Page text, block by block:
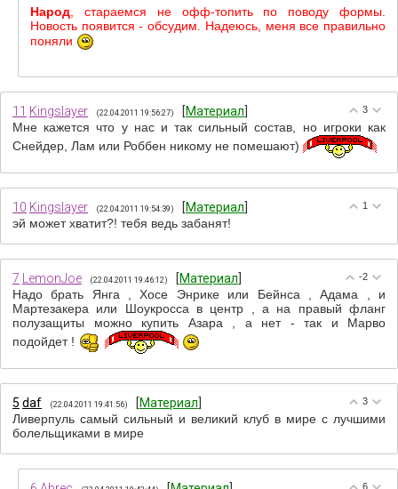
Народ , стараемся не офф-топить по поводу формы.
Новость появится - обсудим. Надеюсь, меня все правильно
поняли
3
11 Kingslayer (22.04.2011 19:56:27) [Материал
Мне кажется что у нас и так сильный состав, но игроки как
Снейдер, Лам или Роббен никому не помешают)
1
10 Kingslayer (22.04.2011 19:54:39) [Материал
эй может хватит?! тебя ведь забанят!
-2
7 LemonJoe (22.04.2011 19:46:12) [Материал
Надо брать Янга , Хосе Энрике или Бейнса , Адама , и
Мартезакера или Шоукросса в центр , а на правый фланг
полузащиты можно купить Азара , а нет - так и Марво
подойдет !
3
5 daf (22.04.2011 19:41:56) [Материал
Ливерпуль самый сильный и великий клуб в мире с лучшими
болельщиками в мире
6